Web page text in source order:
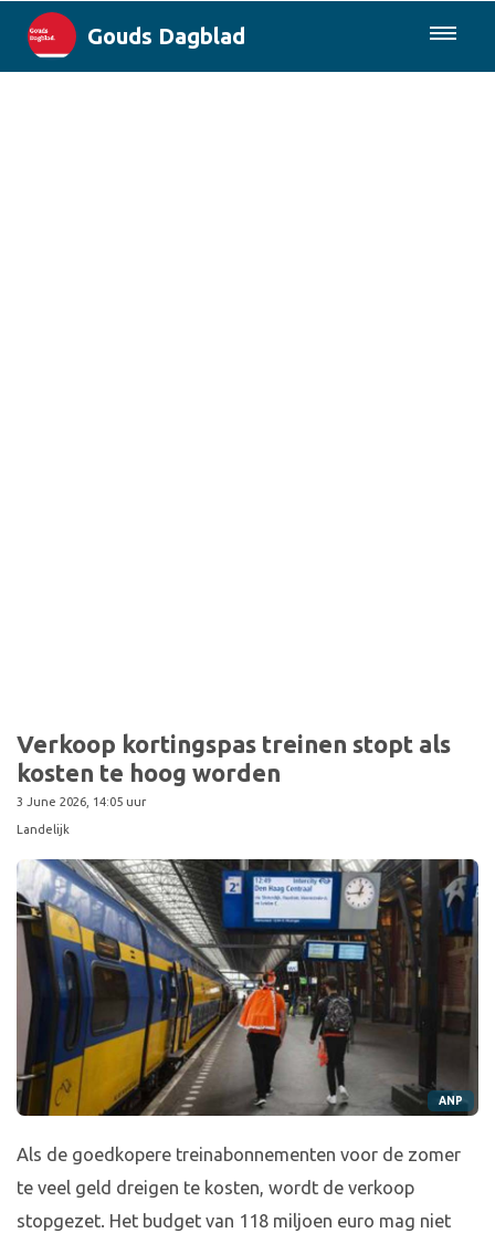
Gouds Dagblad
Verkoop kortingspas treinen stopt als
kosten te hoog worden
3 June 2026, 14:05 uur
Landelijk
ANP
Als de goedkopere treinabonnementen voor de zomer
te veel geld dreigen te kosten, wordt de verkoop
stopgezet. Het budget van 118 miljoen euro mag niet